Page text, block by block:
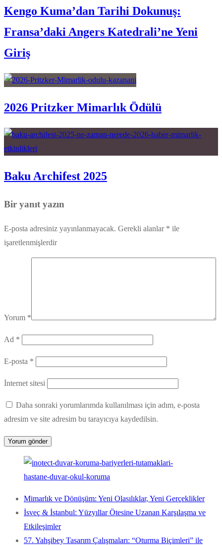
Kengo Kuma’dan Tarihi Dokunuş:
Fransa’daki Angers Katedrali’ne Yeni
Giriş
2026 Pritzker Mimarlık Ödülü
Baku Archifest 2025
Bir yanıt yazın
E-posta adresiniz yayınlanmayacak. Gerekli alanlar * ile
işaretlenmişlerdir
Yorum *
Ad *
E-posta *
İnternet sitesi
Daha sonraki yorumlarımda kullanılması için adım, e-posta
adresim ve site adresim bu tarayıcıya kaydedilsin.
Mimarlık ve Dönüşüm: Yeni Olasılıklar, Yeni Gerçeklikler
İsveç & İstanbul: Yüzyıllar Ötesine Uzanan Karşılaşma ve
Etkileşimler
57. Yahşibey Tasarım Çalışmaları: “Oturma Biçimleri” ile